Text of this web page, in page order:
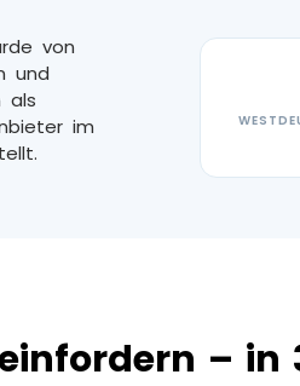
von
und
als
im
– in